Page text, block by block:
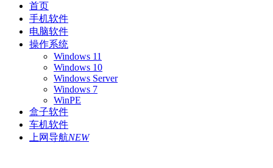
首页
手机软件
电脑软件
操作系统
Windows 11
Windows 10
Windows Server
Windows 7
WinPE
盒子软件
车机软件
上网导航NEW